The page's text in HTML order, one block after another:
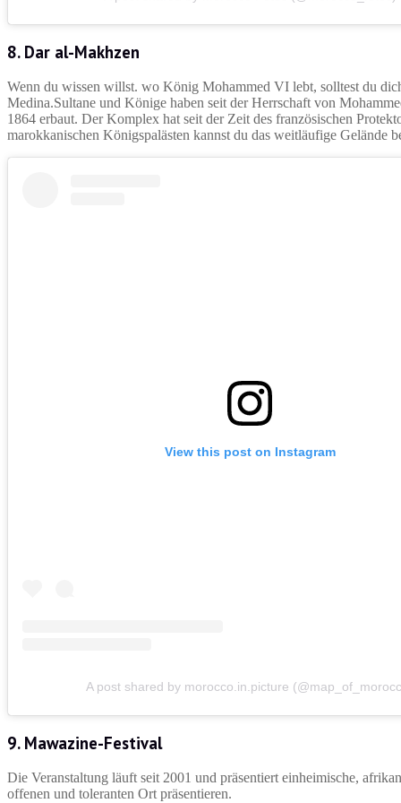
8. Dar al-Makhzen
Wenn du wissen willst. wo König Mohammed VI lebt, solltest du
Medina.Sultane und Könige haben seit der Herrschaft von
1864 erbaut. Der Komplex hat seit der Zeit des französischen
marokkanischen Königspalästen kannst du das weitläufige Gelände
View this post on Instagram
A post shared by morocco.in.picture
9. Mawazine-Festival
Die Veranstaltung läuft seit 2001 und präsentiert einheimische,
offenen und toleranten Ort präsentieren.